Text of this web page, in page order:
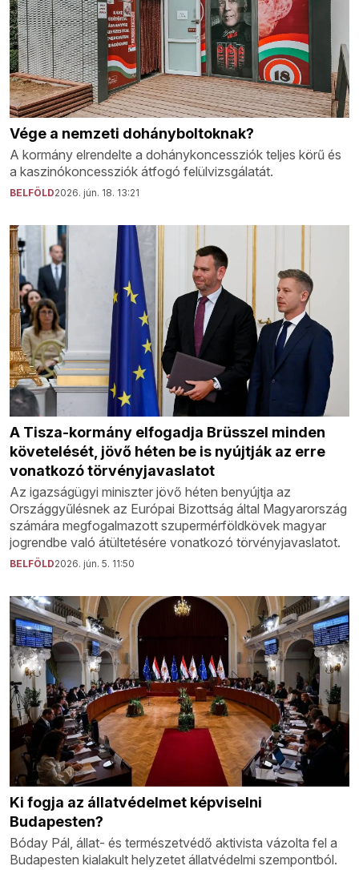
Vége a nemzeti dohányboltoknak?
A kormány elrendelte a dohánykoncessziók teljes körű és
a kaszinókoncessziók átfogó felülvizsgálatát.
BELFÖLD2026. jún. 18. 13:21
A Tisza-kormány elfogadja Brüsszel minden
követelését, jövő héten be is nyújtják az erre
vonatkozó törvényjavaslatot
Az igazságügyi miniszter jövő héten benyújtja az
Országgyűlésnek az Európai Bizottság által Magyarország
számára megfogalmazott szupermérföldkövek magyar
jogrendbe való átültetésére vonatkozó törvényjavaslatot.
BELFÖLD2026. jún. 5. 11:50
Ki fogja az állatvédelmet képviselni
Budapesten?
Bóday Pál, állat- és természetvédő aktivista vázolta fel a
Budapesten kialakult helyzetet állatvédelmi szempontból.